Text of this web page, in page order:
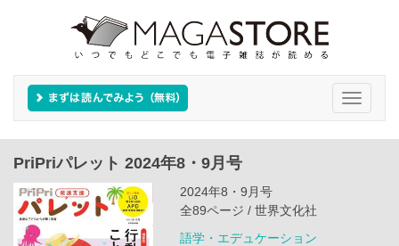
Toggle
PriPriパレット 2024年8・9月号
2024年8・9月号
全89ページ / 世界文化社
語学・エデュケーション